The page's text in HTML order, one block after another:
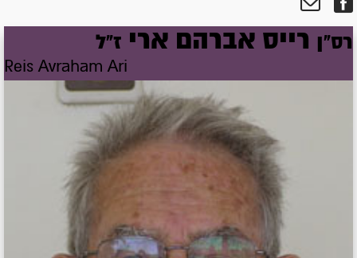
רס"ן רייס אברהם ארי ז"ל
Reis Avraham Ari